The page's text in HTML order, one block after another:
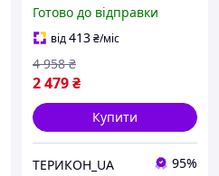
Електролобзик для металу
для різання дерева
Готово до відправки
від413₴/міс
2 479₴
4 958 ₴
Купити
ТЕРИКОН_UA 95%